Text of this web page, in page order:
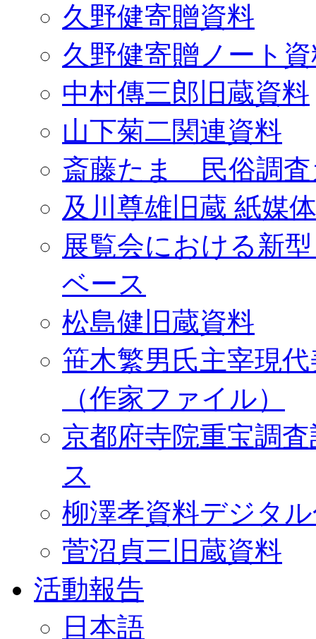
久野健寄贈資料
久野健寄贈ノート
中村傳三郎旧蔵資料
山下菊二関連資料
斎藤たま 民俗調査
及川尊雄旧蔵 紙媒
展覧会における新
ベース
松島健旧蔵資料
笹木繁男氏主宰現
（作家ファイル）
京都府寺院重宝調
ス
柳澤孝資料デジタ
菅沼貞三旧蔵資料
活動報告
日本語